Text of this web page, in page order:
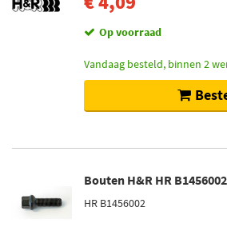
Op voorraad
Vandaag besteld, binnen 2
Bouten H&R HR B1456002
HR B1456002